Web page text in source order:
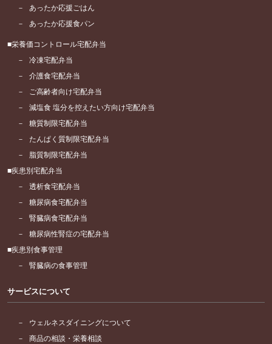
あったか応援ごはん
あったか応援食パン
栄養価コントロール宅配弁当
冷凍宅配弁当
介護食宅配弁当
ご高齢者向け宅配弁当
減塩食 塩分を控えたい方向け宅配弁当
糖質制限宅配弁当
たんぱく質制限宅配弁当
脂質制限宅配弁当
疾患別宅配弁当
透析食宅配弁当
糖尿病食宅配弁当
腎臓病食宅配弁当
糖尿病性腎症の宅配弁当
疾患別食事管理
腎臓病の食事管理
サービスについて
ウェルネスダイニングについて
商品の相談・栄養相談